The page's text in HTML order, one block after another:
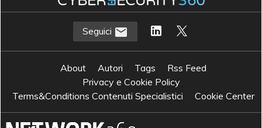
Seguici
About Autori Tags
Rss Feed
Privacy e Cookie Policy
Terms&Conditions Contenuti Specialistici
Cookie Center